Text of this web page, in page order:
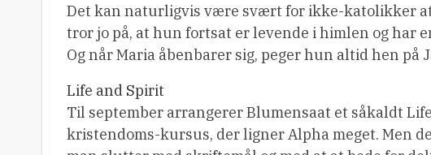
Det kan naturligvis være svært for ikke-katolikker at
tror jo på, at hun fortsat er levende i himlen og har
Og når Maria åbenbarer sig, peger hun altid hen på
Life and Spirit
Til september arrangerer Blumensaat et såkaldt
kristendoms-kursus, der ligner Alpha meget. Men